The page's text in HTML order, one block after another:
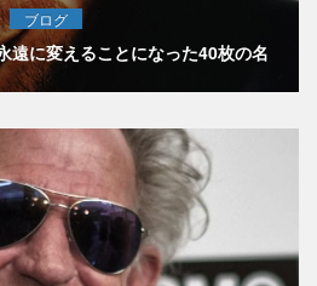
ブログ
遠に変えることになった40枚の名